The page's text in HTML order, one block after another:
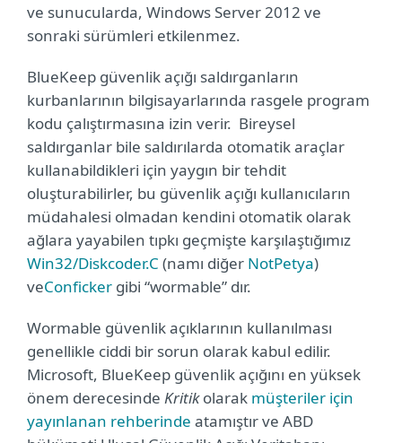
ve sunucularda, Windows Server 2012 ve
sonraki sürümleri etkilenmez.
BlueKeep güvenlik açığı saldırganların
kurbanlarının bilgisayarlarında rasgele program
kodu çalıştırmasına izin verir. Bireysel
saldırganlar bile saldırılarda otomatik araçlar
kullanabildikleri için yaygın bir tehdit
oluşturabilirler, bu güvenlik açığı kullanıcıların
müdahalesi olmadan kendini otomatik olarak
ağlara yayabilen tıpkı geçmişte karşılaştığımız
Win32/Diskcoder.C (namı diğer NotPetya)
veConficker gibi “wormable” dır.
Wormable güvenlik açıklarının kullanılması
genellikle ciddi bir sorun olarak kabul edilir.
Microsoft, BlueKeep güvenlik açığını en yüksek
önem derecesinde Kritikolarak müşteriler için
yayınlanan rehberinde atamıştır ve ABD